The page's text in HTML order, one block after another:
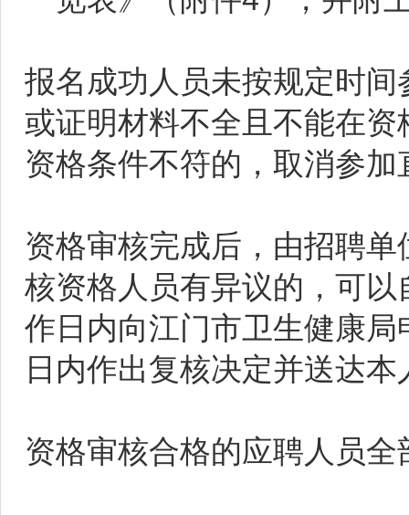
报名成功人员未按规定时
或证明材料不全且不能在
资格条件不符的，取消参
资格审核完成后，由招聘
核资格人员有异议的，可
作日内向江门市卫生健康
日内作出复核决定并送达本
资格审核合格的应聘人员